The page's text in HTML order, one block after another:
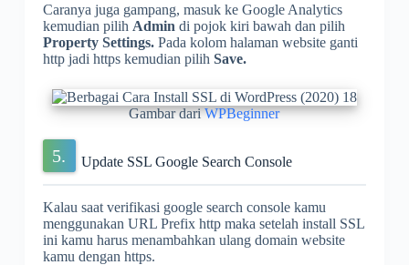
Caranya juga gampang, masuk ke Google Analytics
kemudian pilih Admin di pojok kiri bawah dan pilih
Property Settings. Pada kolom halaman website ganti
http jadi https kemudian pilih Save.
Gambar dariWPBeginner
Update SSL Google Search Console
Kalau saat verifikasi google search console kamu
menggunakan URL Prefix http maka setelah install SSL
ini kamu harus menambahkan ulang domain website
kamu dengan https.